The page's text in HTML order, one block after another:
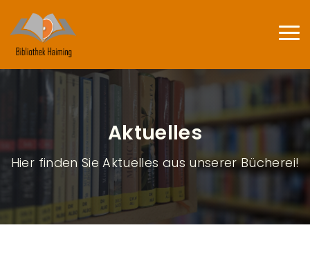
Aktuelles
Hier finden Sie Aktuelles aus unserer Bücherei!